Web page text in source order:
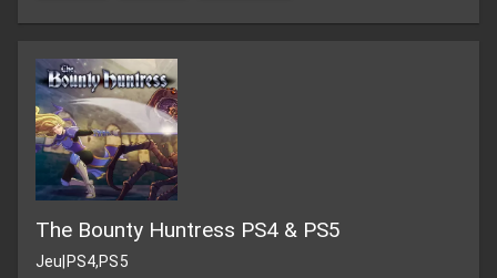
The Bounty Huntress PS4 & PS5
Jeu|PS4,PS5